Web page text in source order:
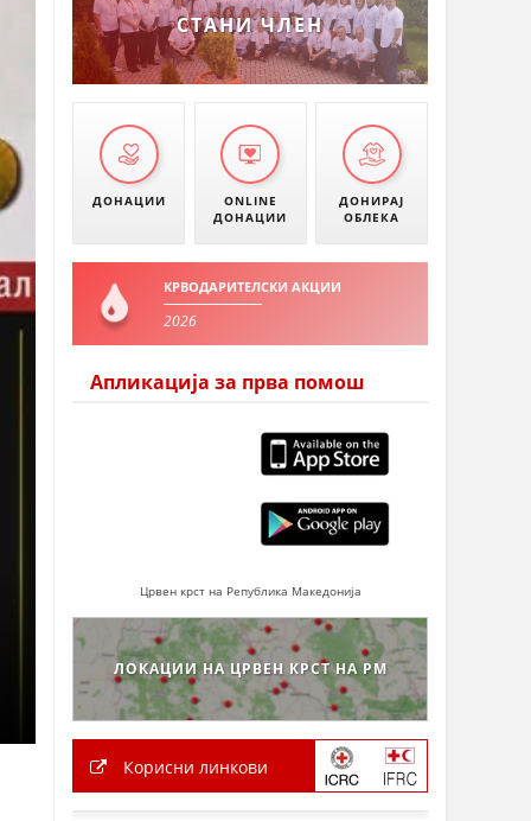
СТАНИ ЧЛЕН
ДОНАЦИИ
ONLINE
ДОНАЦИИ
ДОНИРАЈ
ОБЛЕКА
КРВОДАРИТЕЛСКИ АКЦИИ
2026
Апликација за прва помош
Црвен крст на Република Македонија
ЛОКАЦИИ НА ЦРВЕН КРСТ НА РМ
Корисни линкови